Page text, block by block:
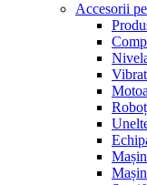
Accesorii